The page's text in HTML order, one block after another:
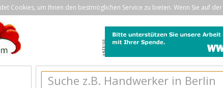
Cookies, um Ihnen den bestmöglichen Service zu bieten. Wenn Sie auf